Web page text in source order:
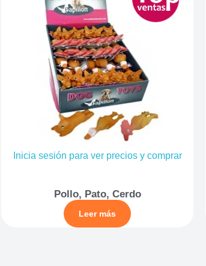
Inicia sesión para ver precios y comprar
Pollo, Pato, Cerdo
Leer más